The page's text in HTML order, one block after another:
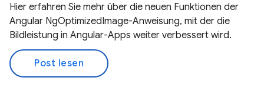
Hier erfahren Sie mehr über die neuen Funktionen der
Angular NgOptimizedImage-Anweisung, mit der die
Bildleistung in Angular-Apps weiter verbessert wird.
Post lesen